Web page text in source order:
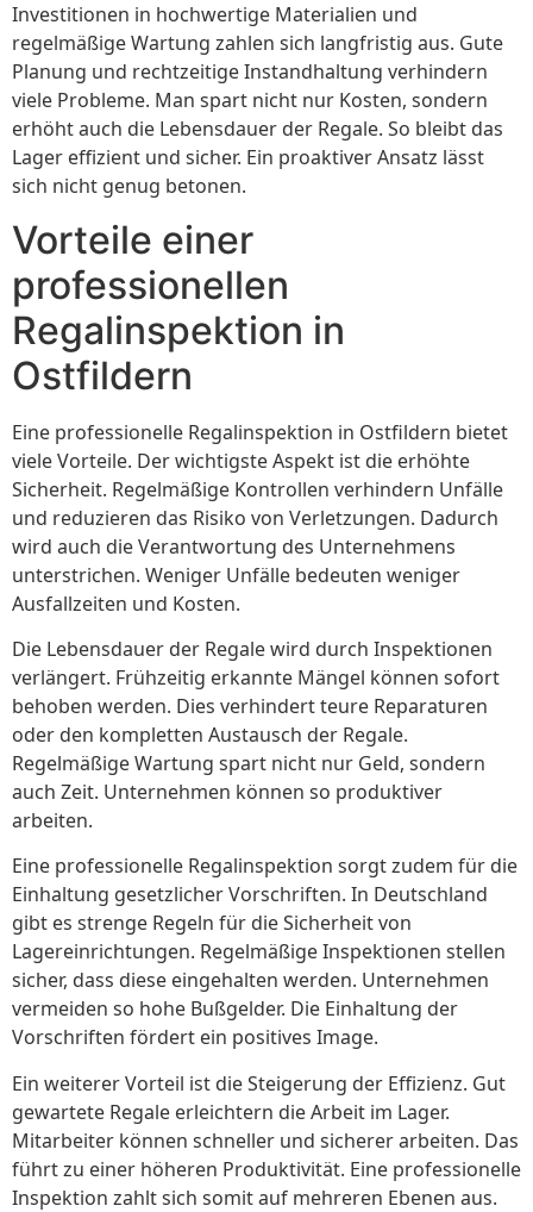
Investitionen in hochwertige Materialien und
regelmäßige Wartung zahlen sich langfristig aus. Gute
Planung und rechtzeitige Instandhaltung verhindern
viele Probleme. Man spart nicht nur Kosten, sondern
erhöht auch die Lebensdauer der Regale. So bleibt das
Lager effizient und sicher. Ein proaktiver Ansatz lässt
sich nicht genug betonen.
Vorteile einer
professionellen
Regalinspektion in
Ostfildern
Eine professionelle Regalinspektion in Ostfildern bietet
viele Vorteile. Der wichtigste Aspekt ist die erhöhte
Sicherheit. Regelmäßige Kontrollen verhindern Unfälle
und reduzieren das Risiko von Verletzungen. Dadurch
wird auch die Verantwortung des Unternehmens
unterstrichen. Weniger Unfälle bedeuten weniger
Ausfallzeiten und Kosten.
Die Lebensdauer der Regale wird durch Inspektionen
verlängert. Frühzeitig erkannte Mängel können sofort
behoben werden. Dies verhindert teure Reparaturen
oder den kompletten Austausch der Regale.
Regelmäßige Wartung spart nicht nur Geld, sondern
auch Zeit. Unternehmen können so produktiver
arbeiten.
Eine professionelle Regalinspektion sorgt zudem für die
Einhaltung gesetzlicher Vorschriften. In Deutschland
gibt es strenge Regeln für die Sicherheit von
Lagereinrichtungen. Regelmäßige Inspektionen stellen
sicher, dass diese eingehalten werden. Unternehmen
vermeiden so hohe Bußgelder. Die Einhaltung der
Vorschriften fördert ein positives Image.
Ein weiterer Vorteil ist die Steigerung der Effizienz. Gut
gewartete Regale erleichtern die Arbeit im Lager.
Mitarbeiter können schneller und sicherer arbeiten. Das
führt zu einer höheren Produktivität. Eine professionelle
Inspektion zahlt sich somit auf mehreren Ebenen aus.